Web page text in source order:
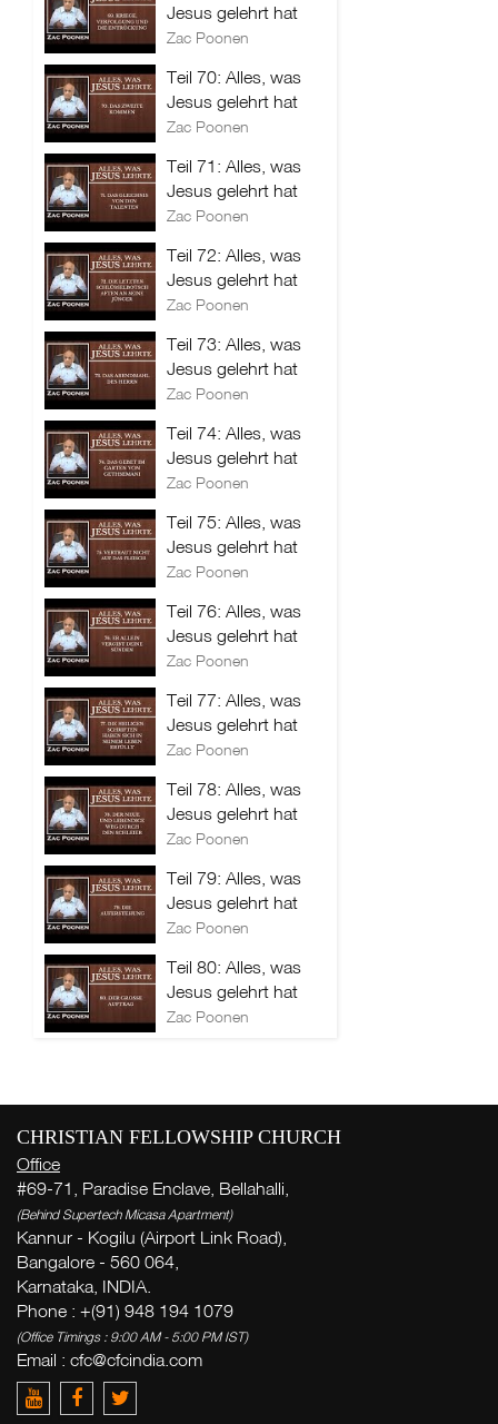
Jesus gelehrt hat
Zac Poonen
Teil 70: Alles, was
Jesus gelehrt hat
Zac Poonen
Teil 71: Alles, was
Jesus gelehrt hat
Zac Poonen
Teil 72: Alles, was
Jesus gelehrt hat
Zac Poonen
Teil 73: Alles, was
Jesus gelehrt hat
Zac Poonen
Teil 74: Alles, was
Jesus gelehrt hat
Zac Poonen
Teil 75: Alles, was
Jesus gelehrt hat
Zac Poonen
Teil 76: Alles, was
Jesus gelehrt hat
Zac Poonen
Teil 77: Alles, was
Jesus gelehrt hat
Zac Poonen
Teil 78: Alles, was
Jesus gelehrt hat
Zac Poonen
Teil 79: Alles, was
Jesus gelehrt hat
Zac Poonen
Teil 80: Alles, was
Jesus gelehrt hat
Zac Poonen
CHRISTIAN FELLOWSHIP CHURCH
Office
#69-71, Paradise Enclave, Bellahalli,
(Behind Supertech Micasa Apartment)
Kannur - Kogilu (Airport Link Road),
Bangalore - 560 064,
Karnataka, INDIA.
Phone : +(91) 948 194 1079
(Office Timings : 9:00 AM - 5:00 PM IST)
Email : cfc@cfcindia.com